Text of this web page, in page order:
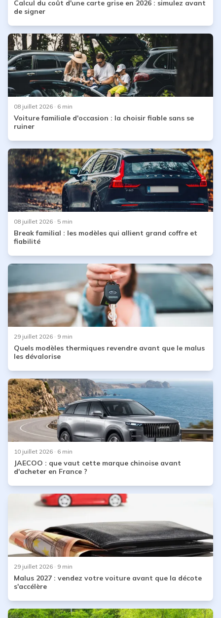
Calcul du coût d'une carte grise en 2026 : simulez avant
de signer
08 juillet 2026 · 6 min
Voiture familiale d'occasion : la choisir fiable sans se
ruiner
08 juillet 2026 · 5 min
Break familial : les modèles qui allient grand coffre et
fiabilité
29 juillet 2026 · 9 min
Quels modèles thermiques revendre avant que le malus
les dévalorise
10 juillet 2026 · 6 min
JAECOO : que vaut cette marque chinoise avant
d'acheter en France ?
29 juillet 2026 · 9 min
Malus 2027 : vendez votre voiture avant que la décote
s'accélère